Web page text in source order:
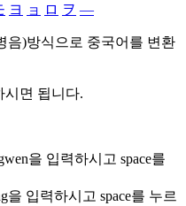
ヨ ョ ロ ヲ ―
음)방식으로 중국어를 변환
시면 됩니다.
을 입력하시고 space를
을 입력하시고 space를 누르